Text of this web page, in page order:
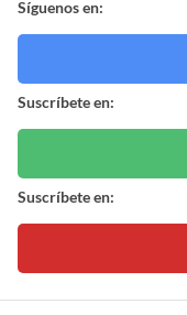
Síguenos en:
Suscríbete en:
Suscríbete en: